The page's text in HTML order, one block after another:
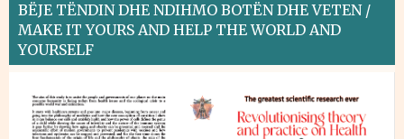
BËJE TËNDIN DHE NDIHMO BOTËN DHE VETEN /
MAKE IT YOURS AND HELP THE WORLD AND
YOURSELF